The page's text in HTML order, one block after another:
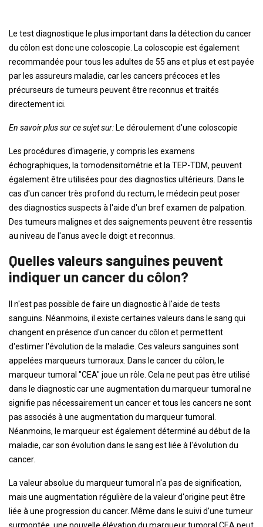
Le test diagnostique le plus important dans la détection du cancer
du côlon est donc une coloscopie. La coloscopie est également
recommandée pour tous les adultes de 55 ans et plus et est payée
par les assureurs maladie, car les cancers précoces et les
précurseurs de tumeurs peuvent être reconnus et traités
directement ici.
En savoir plus sur ce sujet sur: Le déroulement d'une coloscopie
Les procédures d'imagerie, y compris les examens
échographiques, la tomodensitométrie et la TEP-TDM, peuvent
également être utilisées pour des diagnostics ultérieurs. Dans le
cas d'un cancer très profond du rectum, le médecin peut poser
des diagnostics suspects à l'aide d'un bref examen de palpation.
Des tumeurs malignes et des saignements peuvent être ressentis
au niveau de l'anus avec le doigt et reconnus.
Quelles valeurs sanguines peuvent
indiquer un cancer du côlon?
Il n'est pas possible de faire un diagnostic à l'aide de tests
sanguins. Néanmoins, il existe certaines valeurs dans le sang qui
changent en présence d'un cancer du côlon et permettent
d'estimer l'évolution de la maladie. Ces valeurs sanguines sont
appelées marqueurs tumoraux. Dans le cancer du côlon, le
marqueur tumoral "CEA" joue un rôle. Cela ne peut pas être utilisé
dans le diagnostic car une augmentation du marqueur tumoral ne
signifie pas nécessairement un cancer et tous les cancers ne sont
pas associés à une augmentation du marqueur tumoral.
Néanmoins, le marqueur est également déterminé au début de la
maladie, car son évolution dans le sang est liée à l'évolution du
cancer.
La valeur absolue du marqueur tumoral n'a pas de signification,
mais une augmentation régulière de la valeur d'origine peut être
liée à une progression du cancer. Même dans le suivi d'une tumeur